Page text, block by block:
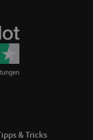
& Tricks